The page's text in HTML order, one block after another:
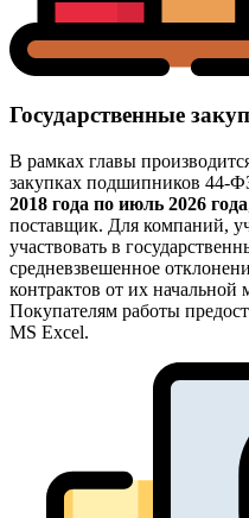
Государственные
В рамках главы
закупках подшипников 44-
2018 года по июль 2026 года
поставщик. Для компаний,
участвовать в
средневзвешенное
контрактов от их
Покупателям работы
MS Excel.